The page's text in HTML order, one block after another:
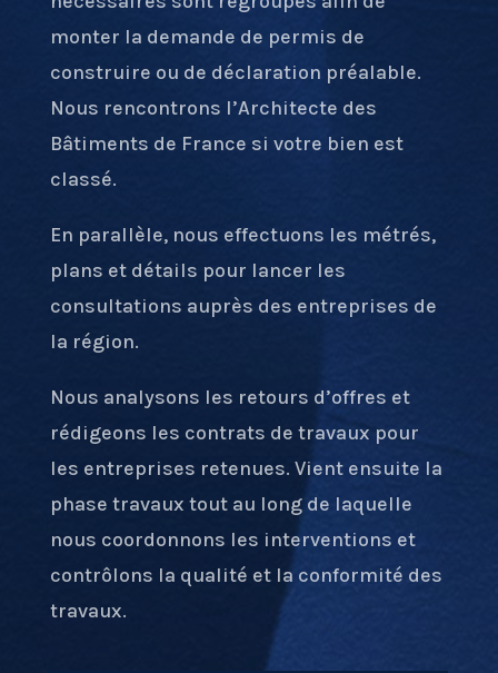
monter la demande de permis de
construire ou de déclaration préalable.
Nous rencontrons l’Architecte des
Bâtiments de France si votre bien est
classé.
En parallèle, nous effectuons les métrés,
plans et détails pour lancer les
consultations auprès des entreprises de
la région.
Nous analysons les retours d’offres et
rédigeons les contrats de travaux pour
les entreprises retenues. Vient ensuite la
phase travaux tout au long de laquelle
nous coordonnons les interventions et
contrôlons la qualité et la conformité des
travaux.